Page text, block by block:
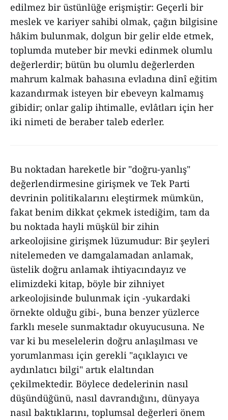
edilmez bir üstünlüğe erişmiştir: Geçerli bir
meslek ve kariyer sahibi olmak, çağın bilgisine
hâkim bulunmak, dolgun bir gelir elde etmek,
toplumda muteber bir mevki edinmek olumlu
değerlerdir; bütün bu olumlu değerlerden
mahrum kalmak bahasına evladına dinî eğitim
kazandırmak isteyen bir ebeveyn kalmamış
gibidir; onlar galip ihtimalle, evlâtları için her
iki nimeti de beraber taleb ederler.
Bu noktadan hareketle bir "doğru-yanlış"
değerlendirmesine girişmek ve Tek Parti
devrinin politikalarını eleştirmek mümkün,
fakat benim dikkat çekmek istediğim, tam da
bu noktada hayli müşkül bir zihin
arkeolojisine girişmek lüzumudur: Bir şeyleri
nitelemeden ve damgalamadan anlamak,
üstelik doğru anlamak ihtiyacındayız ve
elimizdeki kitap, böyle bir zihniyet
arkeolojisinde bulunmak için -yukardaki
örnekte olduğu gibi-, buna benzer yüzlerce
farklı mesele sunmaktadır okuyucusuna. Ne
var ki bu meselelerin doğru anlaşılması ve
yorumlanması için gerekli "açıklayıcı ve
aydınlatıcı bilgi" artık elaltından
çekilmektedir. Böylece dedelerinin nasıl
düşündüğünü, nasıl davrandığını, dünyaya
nasıl baktıklarını, toplumsal değerleri önem